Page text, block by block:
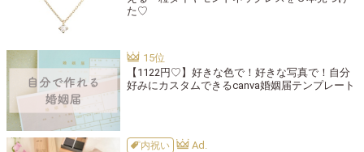
た♡
【1122円♡】好きな色で！好きな写真で！自分
好みにカスタムできるcanva婚姻届テンプレート
内祝い